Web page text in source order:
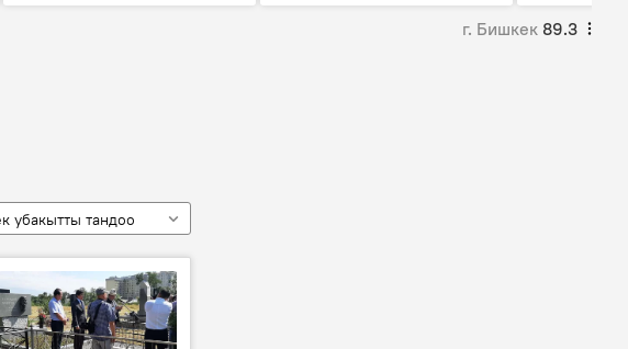
г. Бишкек 89.3
убакытты тандоо